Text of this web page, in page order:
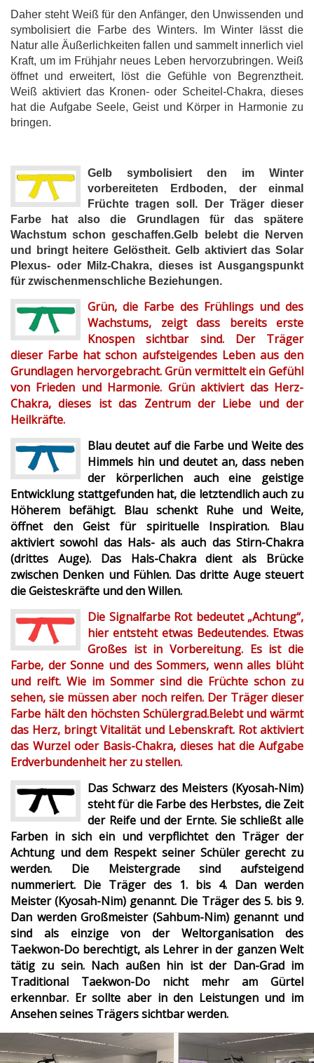
Daher steht Weiß für den Anfänger, den Unwissenden und
symbolisiert die Farbe des Winters. Im Winter lässt die
Natur alle Äußerlichkeiten fallen und sammelt innerlich viel
Kraft, um im Frühjahr neues Leben hervorzubringen. Weiß
öffnet und erweitert, löst die Gefühle von Begrenztheit.
Weiß aktiviert das Kronen- oder Scheitel-Chakra, dieses
hat die Aufgabe Seele, Geist und Körper in Harmonie zu
bringen.
Gelb symbolisiert den im Winter
vorbereiteten Erdboden, der einmal
Früchte tragen soll. Der Träger dieser
Farbe hat also die Grundlagen für das spätere
Wachstum schon geschaffen.Gelb belebt die Nerven
und bringt heitere Gelöstheit. Gelb aktiviert das Solar
Plexus- oder Milz-Chakra, dieses ist Ausgangspunkt
für zwischenmenschliche Beziehungen.
Grün, die Farbe des Frühlings und des
Wachstums, zeigt dass bereits erste
Knospen sichtbar sind. Der Träger
dieser Farbe hat schon aufsteigendes Leben aus den
Grundlagen hervorgebracht. Grün vermittelt ein Gefühl
von Frieden und Harmonie. Grün aktiviert das Herz-
Chakra, dieses ist das Zentrum der Liebe und der
Heilkräfte.
Blau deutet auf die Farbe und Weite des
Himmels hin und deutet an, dass neben
der körperlichen auch eine geistige
Entwicklung stattgefunden hat, die letztendlich auch zu
Höherem befähigt. Blau schenkt Ruhe und Weite,
öffnet den Geist für spirituelle Inspiration. Blau
aktiviert sowohl das Hals- als auch das Stirn-Chakra
(drittes Auge). Das Hals-Chakra dient als Brücke
zwischen Denken und Fühlen. Das dritte Auge steuert
die Geisteskräfte und den Willen.
Die Signalfarbe Rot bedeutet „Achtung“,
hier entsteht etwas Bedeutendes. Etwas
Großes ist in Vorbereitung. Es ist die
Farbe, der Sonne und des Sommers, wenn alles blüht
und reift. Wie im Sommer sind die Früchte schon zu
sehen, sie müssen aber noch reifen. Der Träger dieser
Farbe hält den höchsten Schülergrad.Belebt und wärmt
das Herz, bringt Vitalität und Lebenskraft. Rot aktiviert
das Wurzel oder Basis-Chakra, dieses hat die Aufgabe
Erdverbundenheit her zu stellen.
Das Schwarz des Meisters (Kyosah-Nim)
steht für die Farbe des Herbstes, die Zeit
der Reife und der Ernte. Sie schließt alle
Farben in sich ein und verpflichtet den Träger der
Achtung und dem Respekt seiner Schüler gerecht zu
werden. Die Meistergrade sind aufsteigend
nummeriert. Die Träger des 1. bis 4. Dan werden
Meister (Kyosah-Nim) genannt. Die Träger des 5. bis 9.
Dan werden Großmeister (Sahbum-Nim) genannt und
sind als einzige von der Weltorganisation des
Taekwon-Do berechtigt, als Lehrer in der ganzen Welt
tätig zu sein. Nach außen hin ist der Dan-Grad im
Traditional Taekwon-Do nicht mehr am Gürtel
erkennbar. Er sollte aber in den Leistungen und im
Ansehen seines Trägers sichtbar werden.